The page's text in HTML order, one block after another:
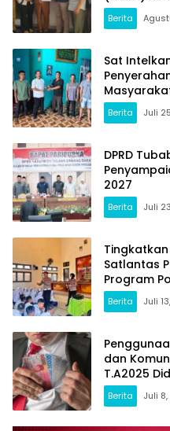
Menjadi
Berita
Sat
Berita Juli
DPRD
2027
Berita Juli
Satlantas
Program
1 Tumijajar
Berita Juli
dan
T.A2025
Indikasi
Fiktif
Berita Juli